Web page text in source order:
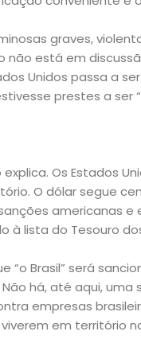
graves,
não está em
Unidos passa a
prestes a ser
Os Estados
O dólar segue
americanas
à lista do Tesouro
“o Brasil” será
há, até aqui,
empresas
em território